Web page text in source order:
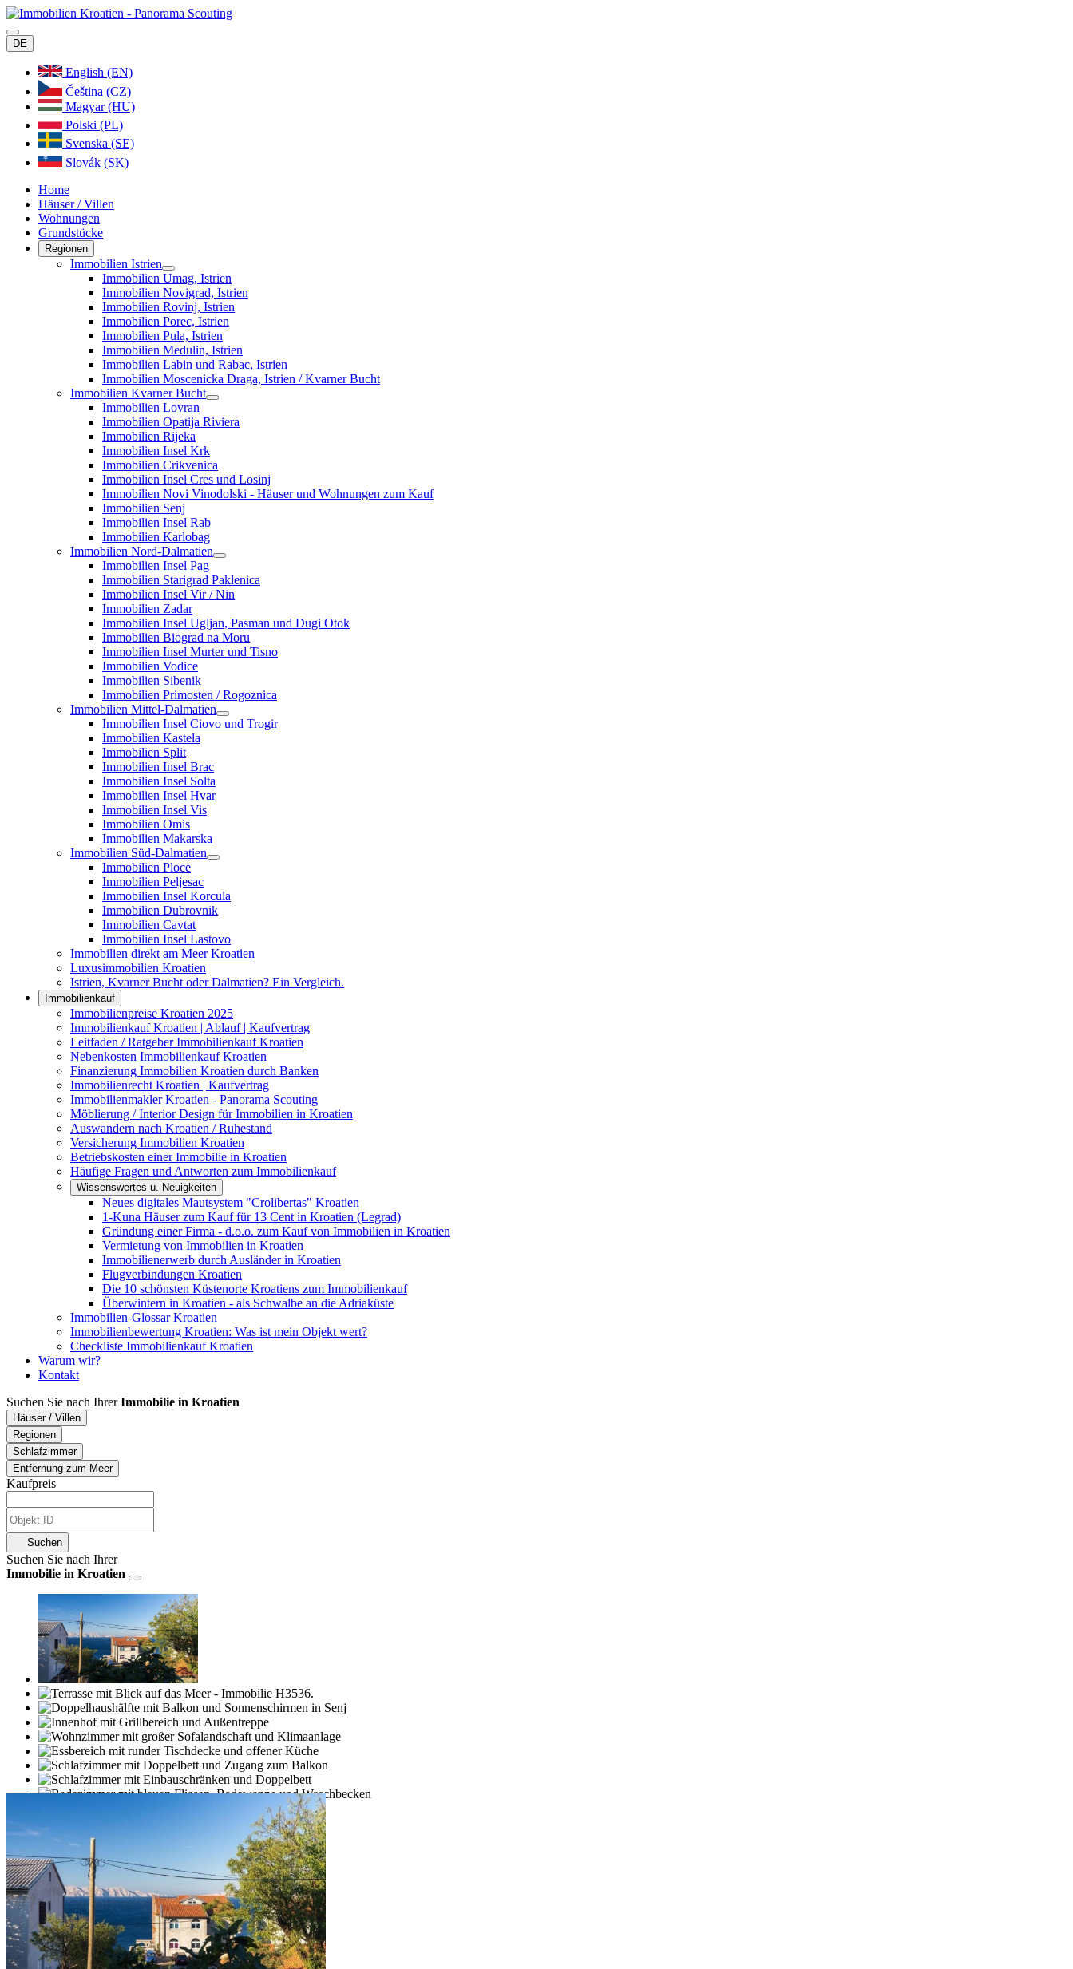
DE
English (EN)
Čeština (CZ)
Magyar (HU)
Polski (PL)
Svenska (SE)
Slovák (SK)
Home
Häuser / Villen
Wohnungen
Grundstücke
Regionen
Immobilien Istrien
Immobilien Umag, Istrien
Immobilien Novigrad, Istrien
Immobilien Rovinj, Istrien
Immobilien Porec, Istrien
Immobilien Pula, Istrien
Immobilien Medulin, Istrien
Immobilien Labin und Rabac, Istrien
Immobilien Moscenicka Draga, Istrien / Kvarner Bucht
Immobilien Kvarner Bucht
Immobilien Lovran
Immobilien Opatija Riviera
Immobilien Rijeka
Immobilien Insel Krk
Immobilien Crikvenica
Immobilien Insel Cres und Losinj
Immobilien Novi Vinodolski - Häuser und Wohnungen zum Kauf
Immobilien Senj
Immobilien Insel Rab
Immobilien Karlobag
Immobilien Nord-Dalmatien
Immobilien Insel Pag
Immobilien Starigrad Paklenica
Immobilien Insel Vir / Nin
Immobilien Zadar
Immobilien Insel Ugljan, Pasman und Dugi Otok
Immobilien Biograd na Moru
Immobilien Insel Murter und Tisno
Immobilien Vodice
Immobilien Sibenik
Immobilien Primosten / Rogoznica
Immobilien Mittel-Dalmatien
Immobilien Insel Ciovo und Trogir
Immobilien Kastela
Immobilien Split
Immobilien Insel Brac
Immobilien Insel Solta
Immobilien Insel Hvar
Immobilien Insel Vis
Immobilien Omis
Immobilien Makarska
Immobilien Süd-Dalmatien
Immobilien Ploce
Immobilien Peljesac
Immobilien Insel Korcula
Immobilien Dubrovnik
Immobilien Cavtat
Immobilien Insel Lastovo
Immobilien direkt am Meer Kroatien
Luxusimmobilien Kroatien
Istrien, Kvarner Bucht oder Dalmatien? Ein Vergleich.
Immobilienkauf
Immobilienpreise Kroatien 2025
Immobilienkauf Kroatien | Ablauf | Kaufvertrag
Leitfaden / Ratgeber Immobilienkauf Kroatien
Nebenkosten Immobilienkauf Kroatien
Finanzierung Immobilien Kroatien durch Banken
Immobilienrecht Kroatien | Kaufvertrag
Immobilienmakler Kroatien - Panorama Scouting
Möblierung / Interior Design für Immobilien in Kroatien
Auswandern nach Kroatien / Ruhestand
Versicherung Immobilien Kroatien
Betriebskosten einer Immobilie in Kroatien
Häufige Fragen und Antworten zum Immobilienkauf
Wissenswertes u. Neuigkeiten
Neues digitales Mautsystem "Crolibertas" Kroatien
1-Kuna Häuser zum Kauf für 13 Cent in Kroatien (Legrad)
Gründung einer Firma - d.o.o. zum Kauf von Immobilien in Kroatien
Vermietung von Immobilien in Kroatien
Immobilienerwerb durch Ausländer in Kroatien
Flugverbindungen Kroatien
Die 10 schönsten Küstenorte Kroatiens zum Immobilienkauf
Überwintern in Kroatien - als Schwalbe an die Adriaküste
Immobilien-Glossar Kroatien
Immobilienbewertung Kroatien: Was ist mein Objekt wert?
Checkliste Immobilienkauf Kroatien
Warum wir?
Kontakt
Suchen Sie nach IhrerImmobilie in Kroatien
Häuser / Villen
Regionen
Schlafzimmer
Entfernung zum Meer
Kaufpreis
Suchen
Suchen Sie nach Ihrer
Immobilie in Kroatien